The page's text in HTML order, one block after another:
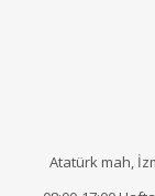
Atatürk mah,